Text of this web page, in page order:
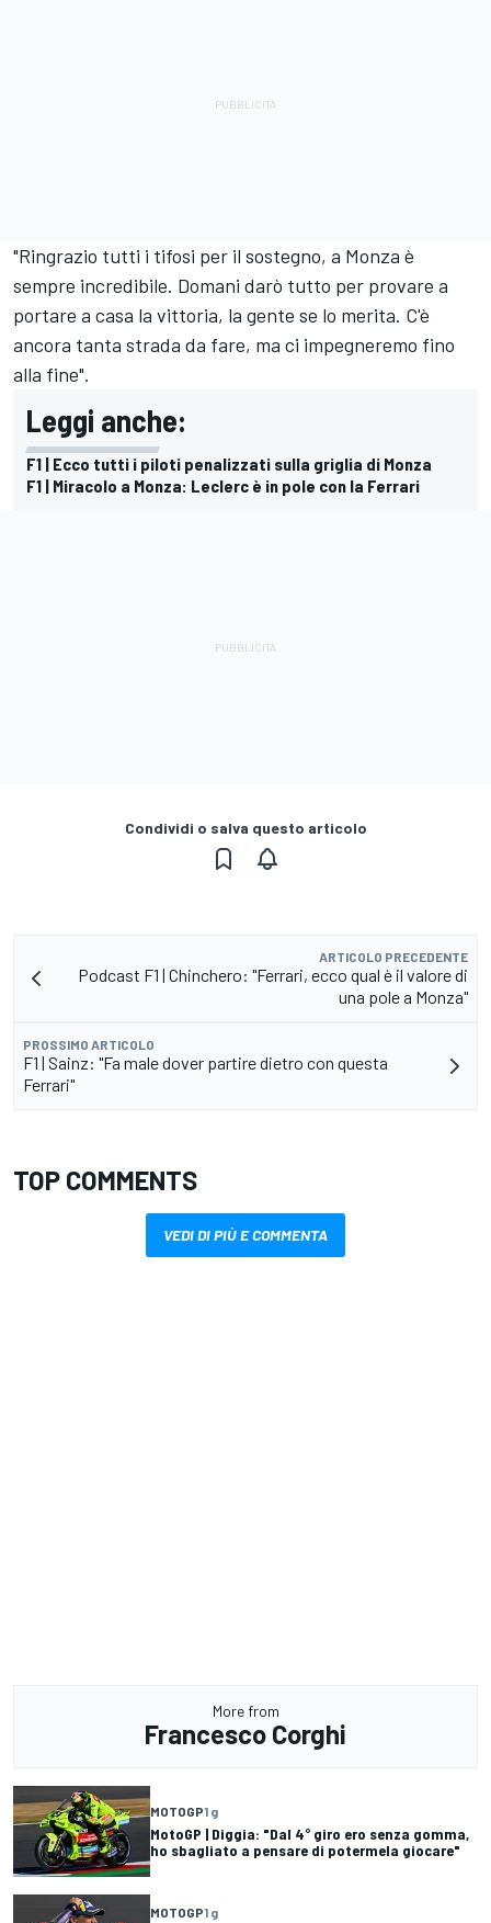
"Ringrazio tutti i tifosi per il sostegno, a Monza è
sempre incredibile. Domani darò tutto per provare a
portare a casa la vittoria, la gente se lo merita. C'è
ancora tanta strada da fare, ma ci impegneremo fino
alla fine".
Leggi anche:
F1 | Ecco tutti i piloti penalizzati sulla griglia di Monza
F1 | Miracolo a Monza: Leclerc è in pole con la Ferrari
Condividi o salva questo articolo
ARTICOLO PRECEDENTE
Podcast F1 | Chinchero: "Ferrari, ecco qual è il valore di
una pole a Monza"
PROSSIMO ARTICOLO
F1 | Sainz: "Fa male dover partire dietro con questa
Ferrari"
TOP COMMENTS
VEDI DI PIÙ E COMMENTA
More from
Francesco Corghi
MOTOGP1 g
MotoGP | Diggia: "Dal 4° giro ero senza gomma,
ho sbagliato a pensare di potermela giocare"
MOTOGP1 g